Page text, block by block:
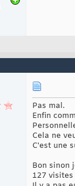
Pas mal.
Enfin
Cela ne
C'est une
Bon sinon
127